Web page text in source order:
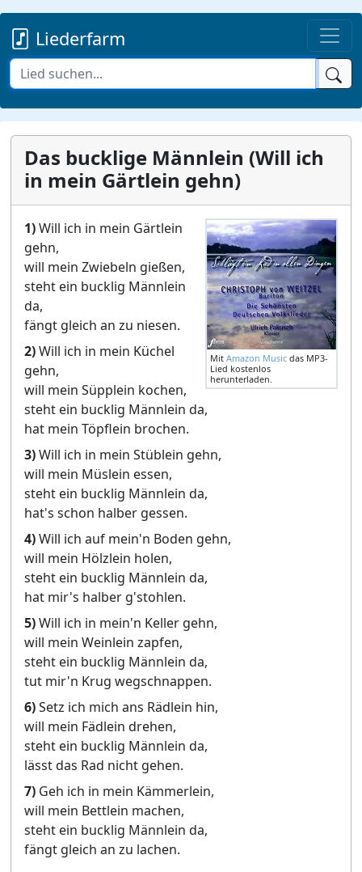
Liederfarm
Das bucklige Männlein (Will ich
in mein Gärtlein gehn)
Mit Amazon Music das MP3-
Lied kostenlos
herunterladen.
1)Will ich in mein Gärtlein
gehn,
will mein Zwiebeln gießen,
steht ein bucklig Männlein
da,
fängt gleich an zu niesen.
2)Will ich in mein Küchel
gehn,
will mein Süpplein kochen,
steht ein bucklig Männlein da,
hat mein Töpflein brochen.
3)Will ich in mein Stüblein gehn,
will mein Müslein essen,
steht ein bucklig Männlein da,
hat's schon halber gessen.
4)Will ich auf mein'n Boden gehn,
will mein Hölzlein holen,
steht ein bucklig Männlein da,
hat mir's halber g'stohlen.
5)Will ich in mein'n Keller gehn,
will mein Weinlein zapfen,
steht ein bucklig Männlein da,
tut mir'n Krug wegschnappen.
6)Setz ich mich ans Rädlein hin,
will mein Fädlein drehen,
steht ein bucklig Männlein da,
lässt das Rad nicht gehen.
7) Geh ich in mein Kämmerlein,
will mein Bettlein machen,
steht ein bucklig Männlein da,
fängt gleich an zu lachen.